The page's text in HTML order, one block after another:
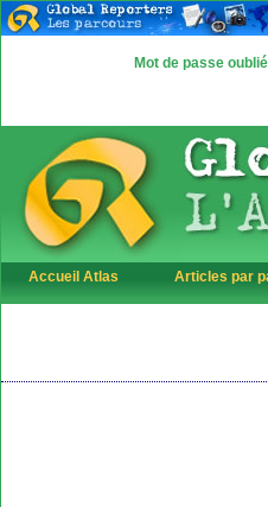
Mot de passe
Accueil Atlas Articles par